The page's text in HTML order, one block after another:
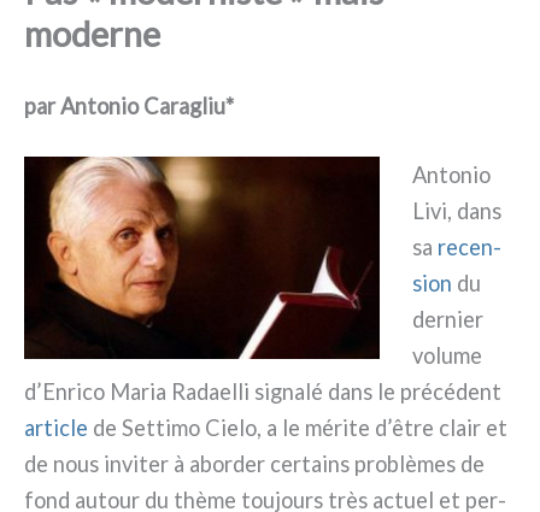
moderne
par Antonio Caragliu*
Antonio
Livi, dans
sa recen­
sion du
der­nier
volu­me
d’Enrico Maria Radaelli signa­lé dans le pré­cé­dent
arti­cle de Settimo Cielo, a le méri­te d’être clair et
de nous invi­ter à abor­der cer­tains pro­blè­mes de
fond autour du thè­me tou­jours très actuel et per­